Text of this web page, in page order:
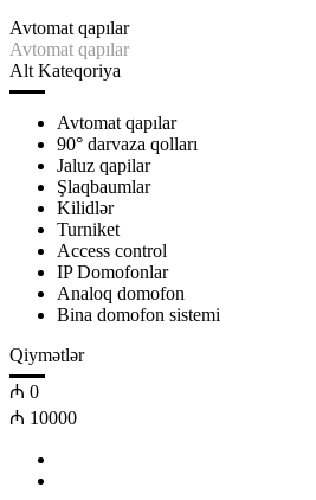
Avtomat qapılar
Avtomat qapılar
Alt Kateqoriya
Avtomat qapılar
90° darvaza qolları
Jaluz qapilar
Şlaqbaumlar
Kilidlər
Turniket
Access control
IP Domofonlar
Analoq domofon
Bina domofon sistemi
Qiymətlər
₼ 0
₼ 10000